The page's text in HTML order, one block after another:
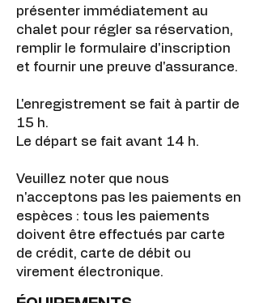
présenter immédiatement au
chalet pour régler sa réservation,
remplir le formulaire d'inscription
et fournir une preuve d'assurance.
L'enregistrement se fait à partir de
15 h.
Le départ se fait avant 14 h.
Veuillez noter que nous
n'acceptons pas les paiements en
espèces : tous les paiements
doivent être effectués par carte
de crédit, carte de débit ou
virement électronique.